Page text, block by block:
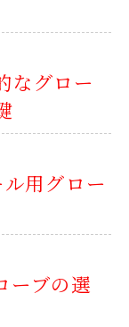
なグロー
用グロー
ーブの選